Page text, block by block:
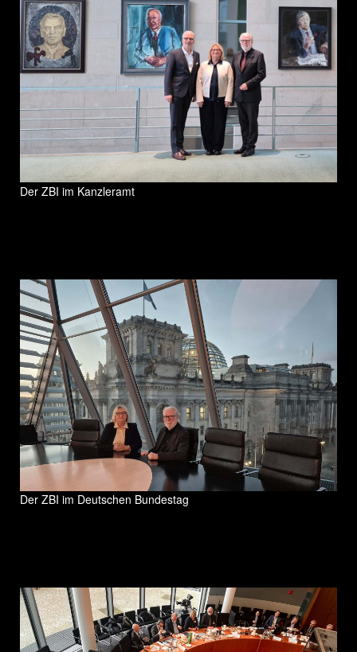
Der ZBI im Kanzleramt
Der ZBI im Deutschen Bundestag